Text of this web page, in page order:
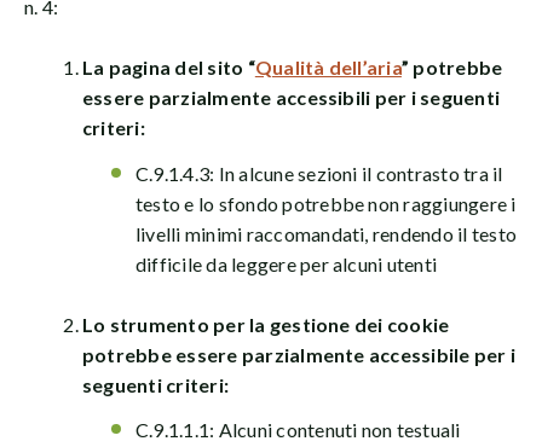
n. 4:
La pagina del sito “Qualità dell’aria” potrebbe
essere parzialmente accessibili per i seguenti
criteri:
C.9.1.4.3: In alcune sezioni il contrasto tra il
testo e lo sfondo potrebbe non raggiungere i
livelli minimi raccomandati, rendendo il testo
difficile da leggere per alcuni utenti
Lo strumento per la gestione dei cookie
potrebbe essere parzialmente accessibile per i
seguenti criteri:
C.9.1.1.1: Alcuni contenuti non testuali